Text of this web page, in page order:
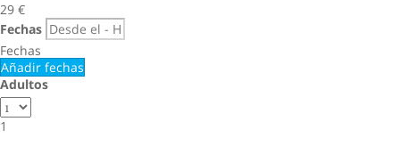
29 €
Fechas
Fechas
Añadir fechas
Adultos
1